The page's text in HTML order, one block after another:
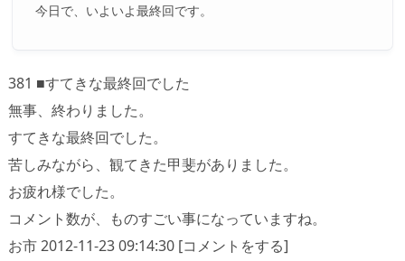
今日で、いよいよ最終回です。
381 ■すてきな最終回でした
無事、終わりました。
すてきな最終回でした。
苦しみながら、観てきた甲斐がありました。
お疲れ様でした。
コメント数が、ものすごい事になっていますね。
お市 2012-11-23 09:14:30 [コメントをする]